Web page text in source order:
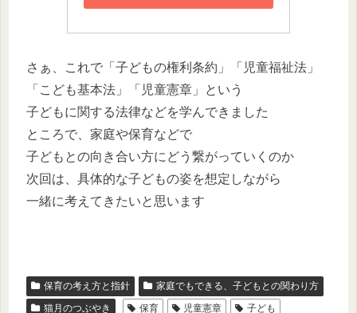
さぁ、これで「子どもの権利条約」「児童福祉法」
「こども基本法」「児童憲章」という
子どもに関する法律などを学んできました
ところで、家庭や保育などで
子どもとの向き合い方にどう繋がっていくのか
次回は、具体的な子どもの姿を想定しながら
一緒に考えてきたいと思います
保育の考え方と指針
家庭でもできる、子どもとの関わり方
猫月のつぶやき
保育 児童憲章
子ども